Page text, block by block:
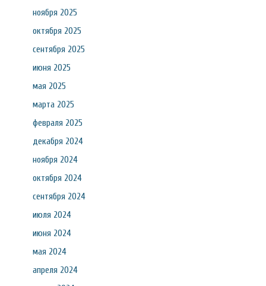
ноября 2025
октября 2025
сентября 2025
июня 2025
мая 2025
марта 2025
февраля 2025
декабря 2024
ноября 2024
октября 2024
сентября 2024
июля 2024
июня 2024
мая 2024
апреля 2024